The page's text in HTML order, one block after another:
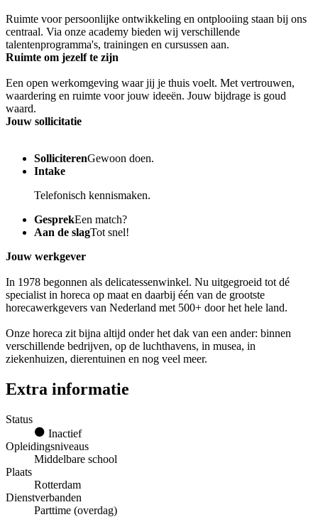
Ruimte voor persoonlijke ontwikkeling en ontplooiing staan bij ons
centraal. Via onze academy bieden wij verschillende
talentenprogramma's, trainingen en cursussen aan.
Ruimte om jezelf te zijn
Een open werkomgeving waar jij je thuis voelt. Met vertrouwen,
waardering en ruimte voor jouw ideeën. Jouw bijdrage is goud
waard.
Jouw sollicitatie
SolliciterenGewoon doen.
Intake
Telefonisch kennismaken.
GesprekEen match?
Aan de slagTot snel!
Jouw werkgever
In 1978 begonnen als delicatessenwinkel. Nu uitgegroeid tot dé
specialist in horeca op maat en daarbij één van de grootste
horecawerkgevers van Nederland met 500+ door het hele land.
Onze horeca zit bijna altijd onder het dak van een ander: binnen
verschillende bedrijven, op de luchthavens, in musea, in
ziekenhuizen, dierentuinen en nog veel meer.
Extra informatie
Status
Inactief
Opleidingsniveaus
Middelbare school
Plaats
Rotterdam
Dienstverbanden
Parttime (overdag)